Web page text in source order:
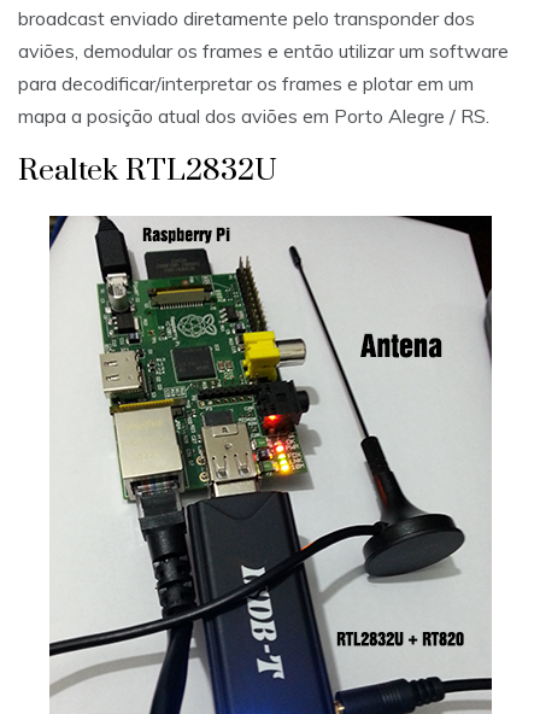
broadcast enviado diretamente pelo transponder dos
aviões, demodular os frames e então utilizar um software
para decodificar/interpretar os frames e plotar em um
mapa a posição atual dos aviões em Porto Alegre / RS.
Realtek RTL2832U